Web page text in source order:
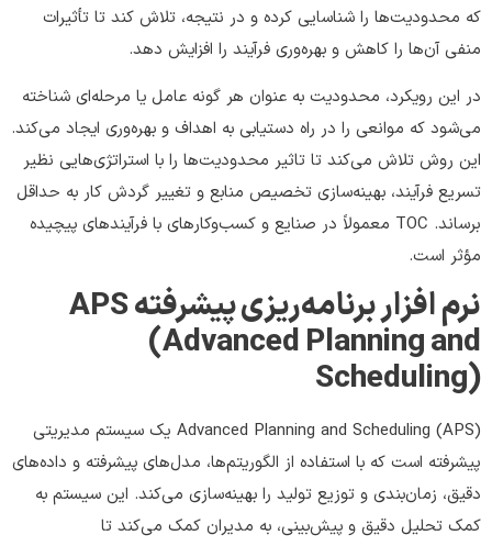
که محدودیت‌ها را شناسایی کرده و در نتیجه، تلاش کند تا تأثیرات
منفی آن‌ها را کاهش و بهره‌وری فرآیند را افزایش دهد.
در این رویکرد، محدودیت به عنوان هر گونه عامل یا مرحله‌ای شناخته
می‌شود که موانعی را در راه دستیابی به اهداف و بهره‌وری ایجاد می‌کند.
این روش تلاش می‌کند تا تاثیر محدودیت‌ها را با استراتژی‌هایی نظیر
تسریع فرآیند، بهینه‌سازی تخصیص منابع و تغییر گردش کار به حداقل
برساند. TOC معمولاً در صنایع و کسب‌وکارهای با فرآیندهای پیچیده
مؤثر است.
نرم افزار برنامه‌ریزی پیشرفته APS
(Advanced Planning and
Scheduling)
Advanced Planning and Scheduling (APS) یک سیستم مدیریتی
پیشرفته است که با استفاده از الگوریتم‌ها، مدل‌های پیشرفته و داده‌های
دقیق، زمان‌بندی و توزیع تولید را بهینه‌سازی می‌کند. این سیستم به
کمک تحلیل دقیق و پیش‌بینی، به مدیران کمک می‌کند تا